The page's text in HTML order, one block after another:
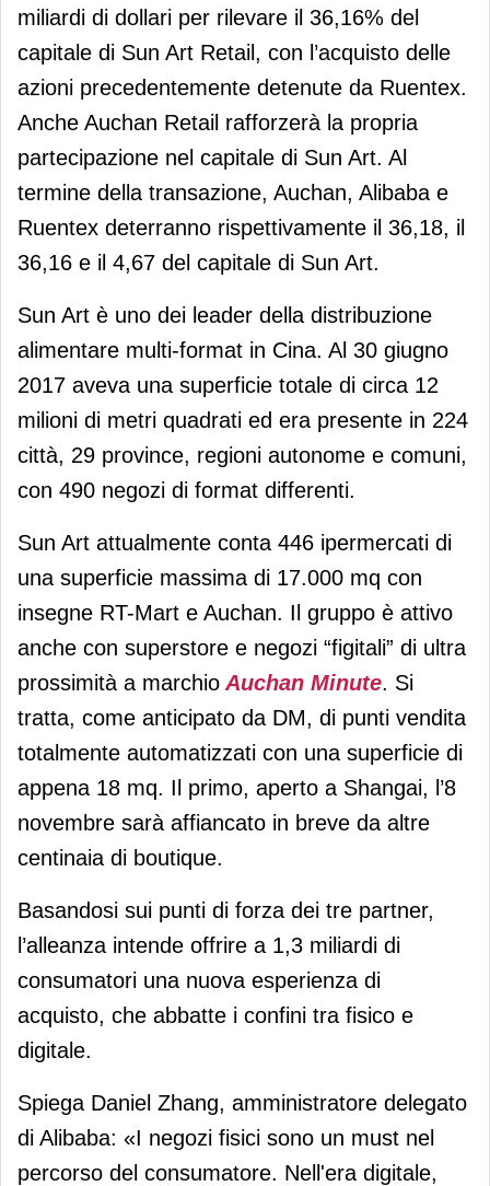
miliardi di dollari per rilevare il 36,16% del
capitale di Sun Art Retail, con l’acquisto delle
azioni precedentemente detenute da Ruentex.
Anche Auchan Retail rafforzerà la propria
partecipazione nel capitale di Sun Art. Al
termine della transazione, Auchan, Alibaba e
Ruentex deterranno rispettivamente il 36,18, il
36,16 e il 4,67 del capitale di Sun Art.
Sun Art è uno dei leader della distribuzione
alimentare multi-format in Cina. Al 30 giugno
2017 aveva una superficie totale di circa 12
milioni di metri quadrati ed era presente in 224
città, 29 province, regioni autonome e comuni,
con 490 negozi di format differenti.
Sun Art attualmente conta 446 ipermercati di
una superficie massima di 17.000 mq con
insegne RT-Mart e Auchan. Il gruppo è attivo
anche con superstore e negozi “figitali” di ultra
prossimità a marchio Auchan Minute. Si
tratta, come anticipato da DM, di punti vendita
totalmente automatizzati con una superficie di
appena 18 mq. Il primo, aperto a Shangai, l’8
novembre sarà affiancato in breve da altre
centinaia di boutique.
Basandosi sui punti di forza dei tre partner,
l’alleanza intende offrire a 1,3 miliardi di
consumatori una nuova esperienza di
acquisto, che abbatte i confini tra fisico e
digitale.
Spiega Daniel Zhang, amministratore delegato
di Alibaba: «I negozi fisici sono un must nel
percorso del consumatore. Nell'era digitale,